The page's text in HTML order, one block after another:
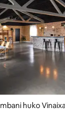
huko